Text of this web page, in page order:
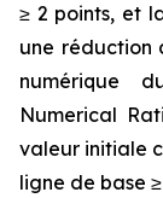
≥ 2 points, et
une réduction
numérique
Numerical
valeur initiale
ligne de base